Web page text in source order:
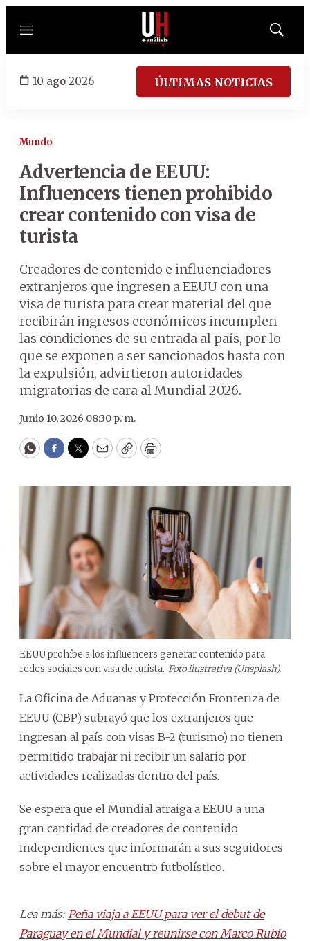
Menú
Mostrar
10 ago 2026 ÚLTIMAS NOTICIAS
Mundo
Advertencia de EEUU:
Influencers tienen prohibido
crear contenido con visa de
turista
Creadores de contenido e influenciadores
extranjeros que ingresen a EEUU con una
visa de turista para crear material del que
recibirán ingresos económicos incumplen
las condiciones de su entrada al país, por lo
que se exponen a ser sancionados hasta con
la expulsión, advirtieron autoridades
migratorias de cara al Mundial 2026.
Junio 10, 2026 08:30 p. m.
WhatsApp
Facebook
Twitter
EmailCopyPrint
EEUU prohíbe a los influencers generar contenido para
redes sociales con visa de turista. Foto ilustrativa (Unsplash).
La Oficina de Aduanas y Protección Fronteriza de
EEUU (CBP) subrayó que los extranjeros que
ingresan al país con visas B-2 (turismo) no tienen
permitido trabajar ni recibir un salario por
actividades realizadas dentro del país.
Se espera que el Mundial atraiga a EEUU a una
gran cantidad de creadores de contenido
independientes que informarán a sus seguidores
sobre el mayor encuentro futbolístico.
Lea más: Peña viaja a EEUU para ver el debut de
Paraguay en el Mundial y reunirse con Marco Rubio